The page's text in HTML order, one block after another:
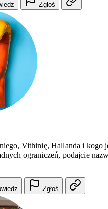
Zgłoś
Vithinię, Hallanda i kogo
ograniczeń, podajcie
Zgłoś